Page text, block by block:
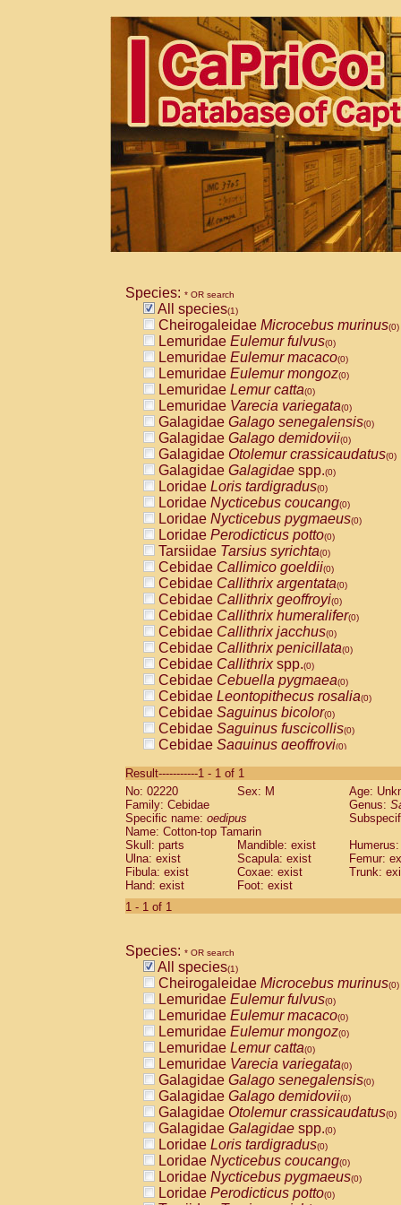
Species: * OR search
All species(1)
Cheirogaleidae Microcebus murinus(0)
Lemuridae Eulemur fulvus(0)
Lemuridae Eulemur macaco(0)
Lemuridae Eulemur mongoz(0)
Lemuridae Lemur catta(0)
Lemuridae Varecia variegata(0)
Galagidae Galago senegalensis(0)
Galagidae Galago demidovii(0)
Galagidae Otolemur crassicaudatus(0)
Galagidae Galagidae spp.(0)
Loridae Loris tardigradus(0)
Loridae Nycticebus coucang(0)
Loridae Nycticebus pygmaeus(0)
Loridae Perodicticus potto(0)
Tarsiidae Tarsius syrichta(0)
Cebidae Callimico goeldii(0)
Cebidae Callithrix argentata(0)
Cebidae Callithrix geoffroyi(0)
Cebidae Callithrix humeralifer(0)
Cebidae Callithrix jacchus(0)
Cebidae Callithrix penicillata(0)
Cebidae Callithrixspp.(0)
Cebidae Cebuella pygmaea(0)
Cebidae Leontopithecus rosalia(0)
Cebidae Saguinus bicolor(0)
Cebidae Saguinus fuscicollis(0)
Cebidae Saguinus geoffroyi(0)
CebidaeSaguinus labiatus(0)
Cebidae Saguinus leucopus (0)
Cebidae
CebidaeSaguinus mystax
Cebidae Saguinus nigricollis (0)
Cebidae Saguinus oedipus
Cebidae Saguinus weddelli
Cebidae Saguinusspp.
Cebidae
CebidaeCebus capucinus
CebidaeCebus nigrivittatus
CebidaeCebus spp.(0)
CebidaeSaimiri boliviensis(0)
CebidaeSaimiri sciureus(0)
AtelidaeAlouatta caraya(0)
AtelidaeAlouatta fusca(0)
AtelidaeAlouatta seniculus(0)
AtelidaeAlouattaspp.(0)
AtelidaeAteles belzebuth(0)
AtelidaeAteles geoffroyi(0)
AtelidaeAteles paniscus(0)
AtelidaeAtelesspp.(0)
AtelidaeLagothrix lagothricha(0)
AtelidaeLagothrix lagothricha cana
PitheciidaeCacajao calvus
Result-----------1 - 1 of 1
No: 02220
Sex: M
Age:
Family: Cebidae
Genus:
Specific name: oedipus
Name: Cotton-top Tamarin
Skull: parts
Mandible: exist
Ulna: exist
Scapula: exist
Femur:
Fibula: exist
Coxae: exist
Trunk:
Hand: exist
Foot: exist
1 - 1 of 1
Species: * OR search
All species(1)
Cheirogaleidae Microcebus murinus(0)
Lemuridae Eulemur fulvus(0)
Lemuridae Eulemur macaco(0)
Lemuridae Eulemur mongoz(0)
Lemuridae Lemur catta(0)
Lemuridae Varecia variegata(0)
Galagidae Galago senegalensis(0)
Galagidae Galago demidovii(0)
Galagidae Otolemur crassicaudatus(0)
Galagidae Galagidae spp.(0)
Loridae Loris tardigradus(0)
Loridae Nycticebus coucang(0)
Loridae Nycticebus pygmaeus(0)
Loridae Perodicticus potto(0)